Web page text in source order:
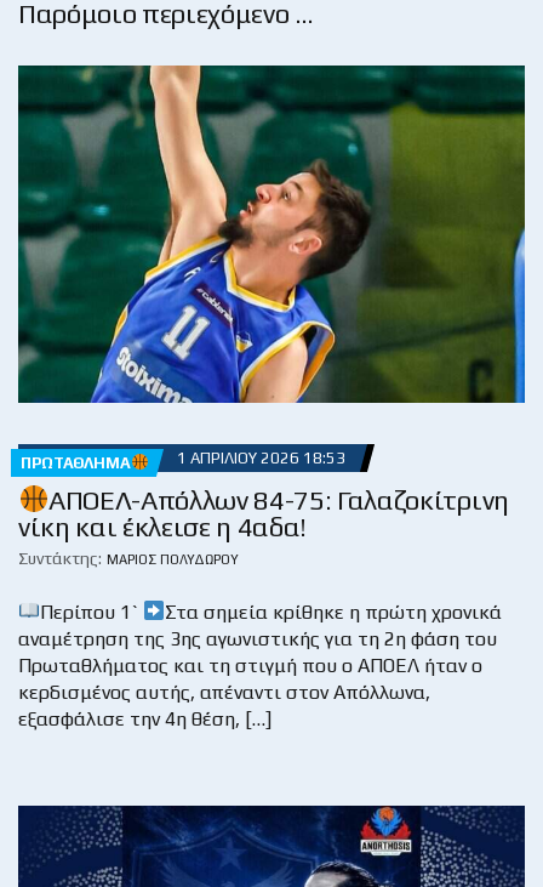
Παρόμοιο περιεχόμενο …
ΠΡΩΤΆΘΛΗΜΑ 1 ΑΠΡΙΛΊΟΥ 2026 18:53
ΑΠΟΕΛ-Απόλλων 84-75: Γαλαζοκίτρινη
νίκη και έκλεισε η 4αδα!
Συντάκτης: ΜΆΡΙΟΣ ΠΟΛΥΔΏΡΟΥ
Περίπου 1`
Στα σημεία κρίθηκε η πρώτη χρονικά
αναμέτρηση της 3ης αγωνιστικής για τη 2η φάση του
Πρωταθλήματος και τη στιγμή που ο ΑΠΟΕΛ ήταν ο
κερδισμένος αυτής, απέναντι στον Απόλλωνα,
εξασφάλισε την 4η θέση, […]